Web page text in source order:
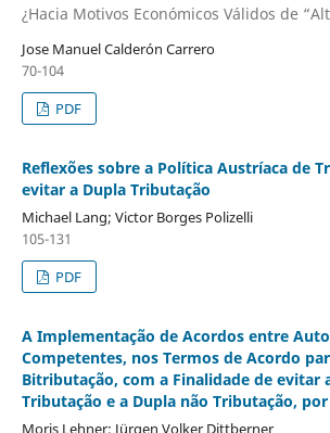
¿Hacia Motivos Económicos Válidos de
Jose Manuel Calderón Carrero
70-104
PDF
Reflexões sobre a Política Austríaca de
evitar a Dupla Tributação
Michael Lang; Victor Borges Polizelli
105-131
PDF
A Implementação de Acordos entre
Competentes, nos Termos de Acordo
Bitributação, com a Finalidade de evitar
Tributação e a Dupla não Tributação,
Moris Lehner; Jürgen Volker Dittberner